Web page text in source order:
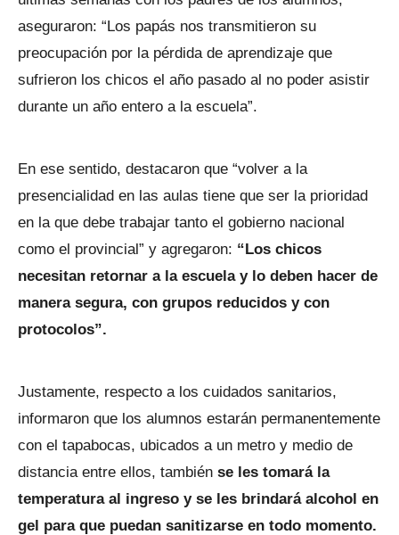
aseguraron: “Los papás nos transmitieron su
preocupación por la pérdida de aprendizaje que
sufrieron los chicos el año pasado al no poder asistir
durante un año entero a la escuela”.
En ese sentido, destacaron que “volver a la
presencialidad en las aulas tiene que ser la prioridad
en la que debe trabajar tanto el gobierno nacional
como el provincial” y agregaron: “Los chicos
necesitan retornar a la escuela y lo deben hacer de
manera segura, con grupos reducidos y con
protocolos”.
Justamente, respecto a los cuidados sanitarios,
informaron que los alumnos estarán permanentemente
con el tapabocas, ubicados a un metro y medio de
distancia entre ellos, también se les tomará la
temperatura al ingreso y se les brindará alcohol en
gel para que puedan sanitizarse en todo momento.